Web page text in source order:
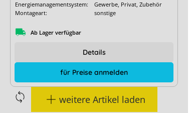
Energiemanagementsystem:
Gewerbe, Privat, Zubehör
Montageart:
sonstige
Ab Lager verfügbar
für Preise anmelden
Details
weitere Artikel laden